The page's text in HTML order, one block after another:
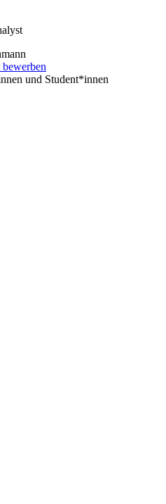
und Student*innen